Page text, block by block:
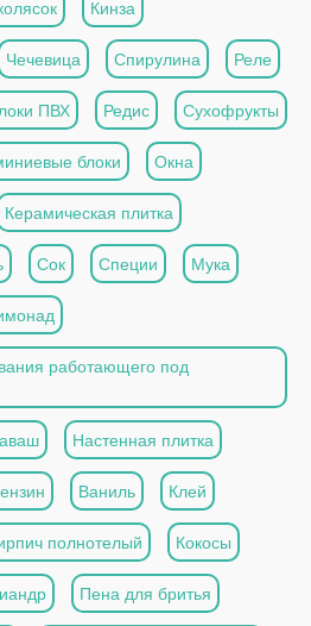
Кинза
Чечевица Спирулина Реле
ПВХ Редис Сухофрукты
блоки Окна
Керамическая плитка
Сок Специи Мука
работающего под
Настенная плитка
Ваниль Клей
полнотелый Кокосы
Пена для бритья